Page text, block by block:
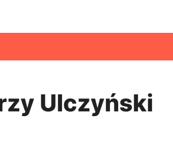
Ulczyński